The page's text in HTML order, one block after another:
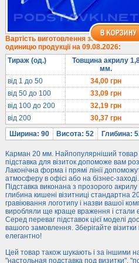
1/3 формату А4
Комбіновані
Навісні кишені
Менюхолдери
Під мобільні
Під біжутерію
Гірки та подіуми
Під косметику
Під солодке
Для хот-догів
Лототрони
Ящики з акрилу
Цінники
Засоби захисту
Інформ. стенди
Вартість виготовлення за
одиницю продукції на 09.08.2026:
Тираж (од.)
Товщина акрилу
мм.
від 1 до 50
34,00 грн
від 50 до 100
33,09 грн
від 100 до 200
32,19 грн
від 200
30,37 грн
Ширина: 90
Висота: 52 Глибина:
Карман 20 мм. Найпопулярніший товар
підставка для візиток допоможе вам
Лаконічна форма і прямі лінії
атмосферу в офісі або на бізнес-заході.
Підставка виконана з прозорого
глибина кишені візитниці стандартна
гравіювання логотипу і назви вашої
виробляли ще краще враження і стали
Серед переваг підставок цієї моделі
вашого замовлення. Зберігайте візитки
елегантно!
Цей товар також шукають і за іншими
"настольная подставка под визитки",